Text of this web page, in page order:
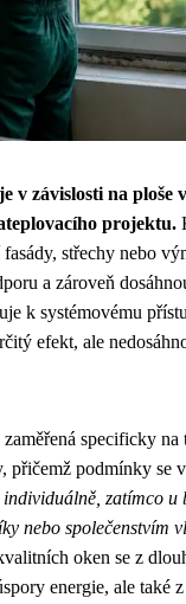
v závislosti na ploše
projektu.
střechy nebo
a zároveň
k systémovému
efekt, ale
specificky na
podmínky se
zatímco u
nebo společenstvím
oken se z
energie, ale také